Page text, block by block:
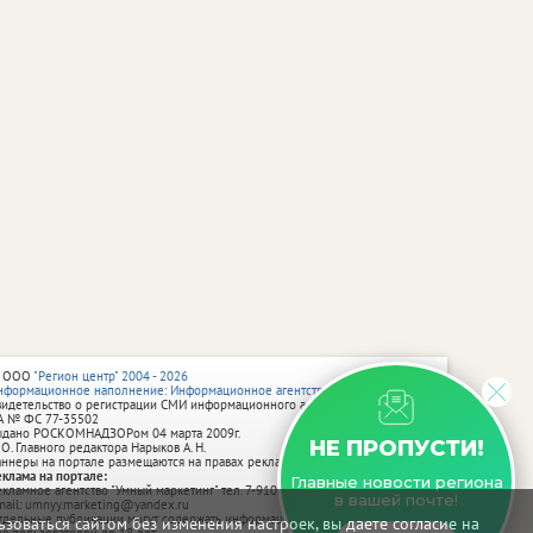
сайтом без изменения настроек, вы даете согласие на
НЕ ПРОПУСТИ!
Главные новости региона
в вашей почте!
"Регион центр" 2004 - 2026
наполнение: Информационное агентство vRossii.ru
о регистрации СМИ информационного агентства vRossii.ru
№ ФС 77‑35502
РОСКОМНАДЗОРом 04 марта 2009г.
Главного редактора Нарыков А. Н.
на портале размещаются на правах рекламы.
на портале:
агентство "Умный маркетинг" тел. 7-910-267-70-40,
umnyy.marketing@yandex.ru
публикации могут содержать информацию, не предназначенную